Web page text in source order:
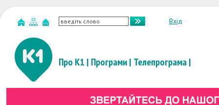
Вхід
Про К1 | Програми| Телепрограма|